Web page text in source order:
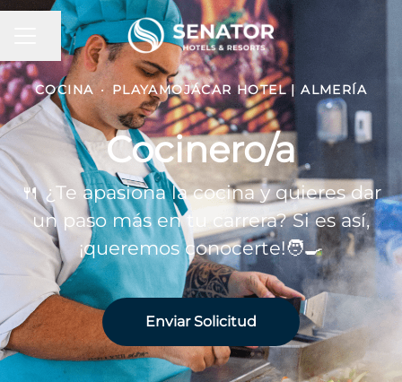
Menú de empleo
Compartir página
COCINA · PLAYAMOJÁCAR HOTEL | ALMERÍA
Cocinero/a
🍴 ¿Te apasiona la cocina y quieres dar
un paso más en tu carrera? Si es así,
¡queremos conocerte!🧑‍🍳
Enviar Solicitud